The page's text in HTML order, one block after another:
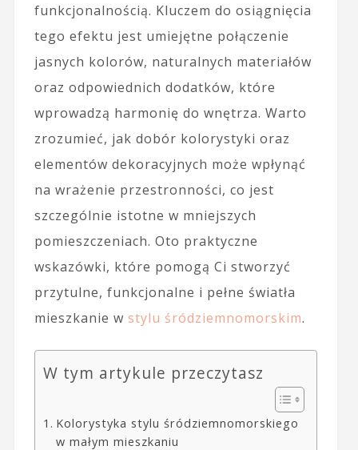
funkcjonalnością. Kluczem do osiągnięcia
tego efektu jest umiejętne połączenie
jasnych kolorów, naturalnych materiałów
oraz odpowiednich dodatków, które
wprowadzą harmonię do wnętrza. Warto
zrozumieć, jak dobór kolorystyki oraz
elementów dekoracyjnych może wpłynąć
na wrażenie przestronności, co jest
szczególnie istotne w mniejszych
pomieszczeniach. Oto praktyczne
wskazówki, które pomogą Ci stworzyć
przytulne, funkcjonalne i pełne światła
mieszkanie w stylu śródziemnomorskim.
W tym artykule przeczytasz
Kolorystyka stylu śródziemnomorskiego
w małym mieszkaniu